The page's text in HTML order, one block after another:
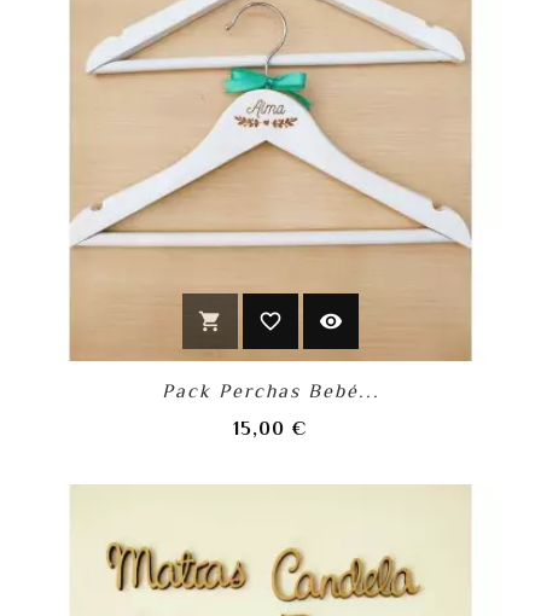
shopping_cart favorite_border visibility
Pack Perchas Bebé...
15,00 €